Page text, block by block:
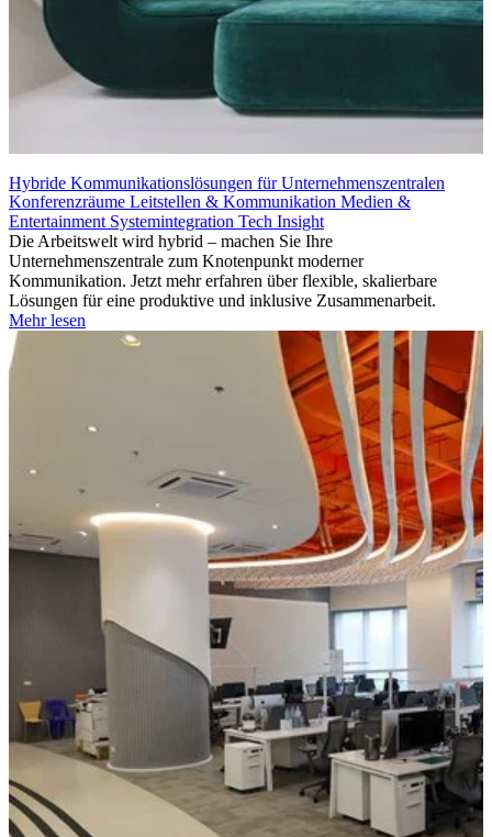
Hybride Kommunikationslösungen für Unternehmenszentralen
Konferenzräume Leitstellen & Kommunikation Medien &
Entertainment Systemintegration Tech Insight
Die Arbeitswelt wird hybrid – machen Sie Ihre
Unternehmenszentrale zum Knotenpunkt moderner
Kommunikation. Jetzt mehr erfahren über flexible, skalierbare
Lösungen für eine produktive und inklusive Zusammenarbeit.
Mehr lesen